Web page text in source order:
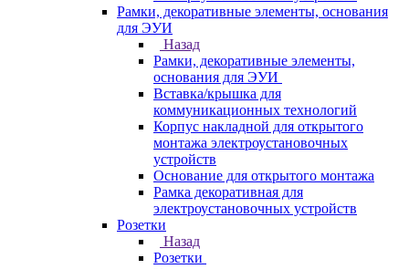
Рамки, декоративные элементы, основания
для ЭУИ
Назад
Рамки, декоративные элементы,
основания для ЭУИ
Вставка/крышка для
коммуникационных технологий
Корпус накладной для открытого
монтажа электроустановочных
устройств
Основание для открытого монтажа
Рамка декоративная для
электроустановочных устройств
Розетки
Назад
Розетки